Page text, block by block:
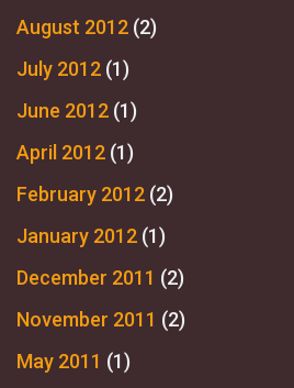
August 2012 (2)
July 2012 (1)
June 2012 (1)
April 2012 (1)
February 2012 (2)
January 2012 (1)
December 2011 (2)
November 2011 (2)
May 2011 (1)